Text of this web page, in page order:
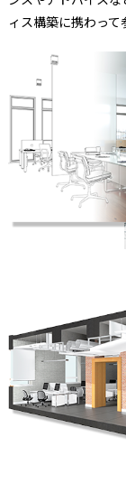
ィス構築に携わって